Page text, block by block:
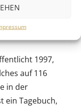
mit seinem
1997,
auf 116
in der
ein Tagebuch,